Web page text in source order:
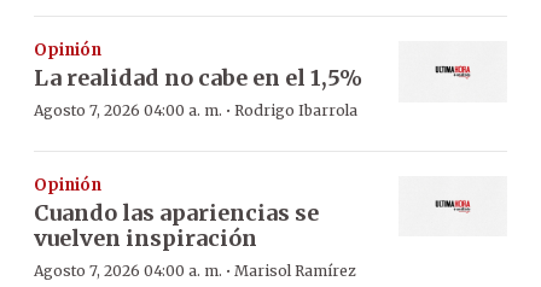
Opinión
La realidad no cabe en el 1,5%
Agosto 7, 2026 04:00 a. m. · Rodrigo Ibarrola
Opinión
Cuando las apariencias se
vuelven inspiración
Agosto 7, 2026 04:00 a. m. · Marisol Ramírez